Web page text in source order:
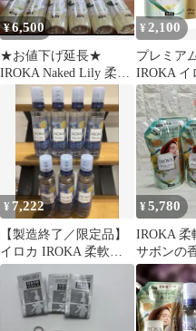
¥6,500
★お値下げ延長★
IROKA Naked Lily 柔軟
剤 12本セット
¥2,100
プレミア
IROKA イ
サボン つ
650ml×2個
¥ 7,222
【製造終了／限定品】
イロカ IROKA 柔軟剤
スターリームスク&ウ
ッドの香り
¥5,780
IROKA 柔
サボンの
セット